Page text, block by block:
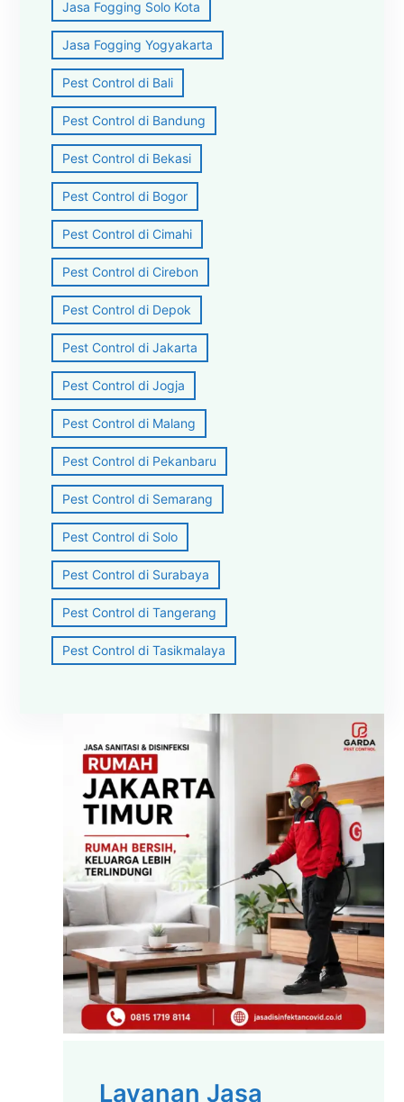
Jasa Fogging Solo Kota
Jasa Fogging Yogyakarta
Pest Control di Bali
Pest Control di Bandung
Pest Control di Bekasi
Pest Control di Bogor
Pest Control di Cimahi
Pest Control di Cirebon
Pest Control di Depok
Pest Control di Jakarta
Pest Control di Jogja
Pest Control di Malang
Pest Control di Pekanbaru
Pest Control di Semarang
Pest Control di Solo
Pest Control di Surabaya
Pest Control di Tangerang
Pest Control di Tasikmalaya
Layanan Jasa